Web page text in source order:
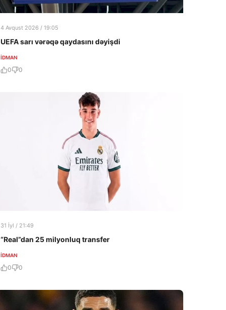
4 Avqust 2026 / 19:05
UEFA sarı vərəqə qaydasını dəyişdi
İDMAN
0 0
31 İyl / 21:49
“Real”dan 25 milyonluq transfer
İDMAN
0 0